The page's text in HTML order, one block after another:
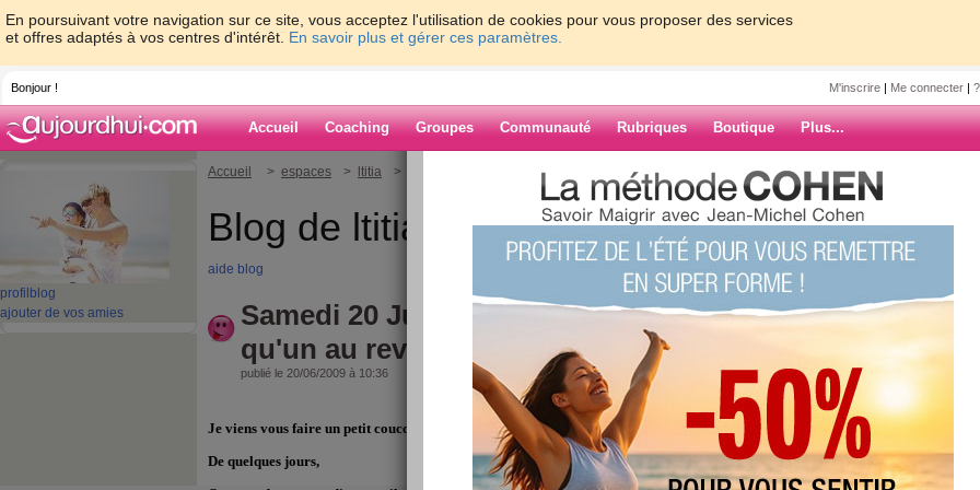
En poursuivant votre navigation sur ce site, vous acceptez l'utilisation de cookies pour vous proposer des services
et offres adaptés à vos centres d'intérêt. En savoir plus et gérer ces paramètres.
Bonjour ! M'inscrire | Me connecter |
Accueil Coaching Groupes Communauté Rubriques Boutique Plus...
profil blog
ajouter de vos amies
Accueil > espaces > ltitia > Samedi 20 Juin 2009, Ce n'est qu'un au revoir......
Blog de ltitia
aide blog
Samedi 20 Juin 2009, Ce n'est
qu'un au revoir......
publié le 20/06/2009 à 10:36
Je viens vous faire un petit coucou et un petit au revoir......
De quelques jours,
ARCHIVES